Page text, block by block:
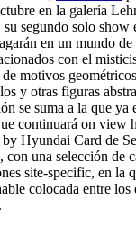
en la galería
segundo solo show
en un mundo de
con el
motivos
y otras figuras
se suma a la que ya
continuará on view
Hyundai Card de
una selección de
site-specific, en la
colocada entre